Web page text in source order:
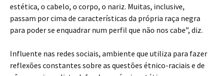
estética, o cabelo, o corpo, o nariz. Muitas, inclusive,
passam por cima de características da própria raça negra
para poder se enquadrar num perfil que não nos cabe”, diz.
Influente nas redes sociais, ambiente que utiliza para fazer
reflexões constantes sobre as questões étnico-raciais e de